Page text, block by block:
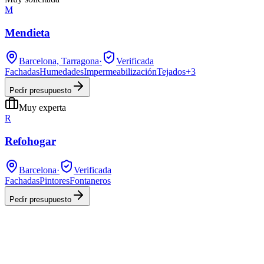
M
Mendieta
Barcelona, Tarragona·
Verificada
FachadasHumedadesImpermeabilizaciónTejados+3
Pedir presupuesto
Muy experta
R
Refohogar
Barcelona·
Verificada
FachadasPintoresFontaneros
Pedir presupuesto